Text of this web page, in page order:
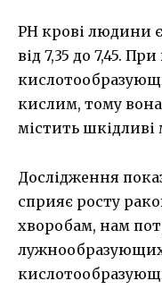
PH крові людини
від 7,35 до 7,45.
кислим, тому
містить шкідливі
Дослідження
сприяє росту
хворобам, нам